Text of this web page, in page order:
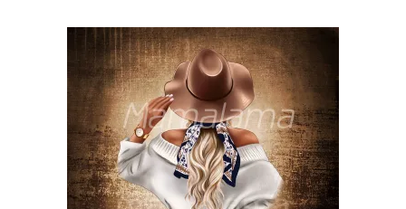
prix :
5,00 €
à
10,00 €